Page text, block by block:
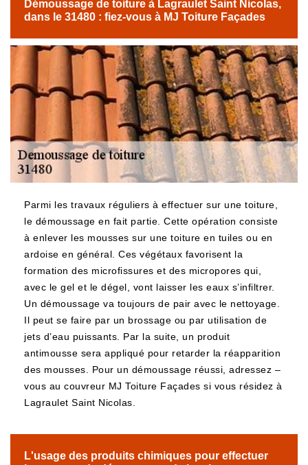
Démoussage de toiture à Lagraulet Saint Nicolas,
dans le 31480 : fiez-vous à MJ Toiture Façades
Parmi les travaux réguliers à effectuer sur une toiture,
le démoussage en fait partie. Cette opération consiste
à enlever les mousses sur une toiture en tuiles ou en
ardoise en général. Ces végétaux favorisent la
formation des microfissures et des micropores qui,
avec le gel et le dégel, vont laisser les eaux s’infiltrer.
Un démoussage va toujours de pair avec le nettoyage.
Il peut se faire par un brossage ou par utilisation de
jets d’eau puissants. Par la suite, un produit
antimousse sera appliqué pour retarder la réapparition
des mousses. Pour un démoussage réussi, adressez –
vous au couvreur MJ Toiture Façades si vous résidez à
Lagraulet Saint Nicolas.
L'usage des produits chimiques pour effectuer